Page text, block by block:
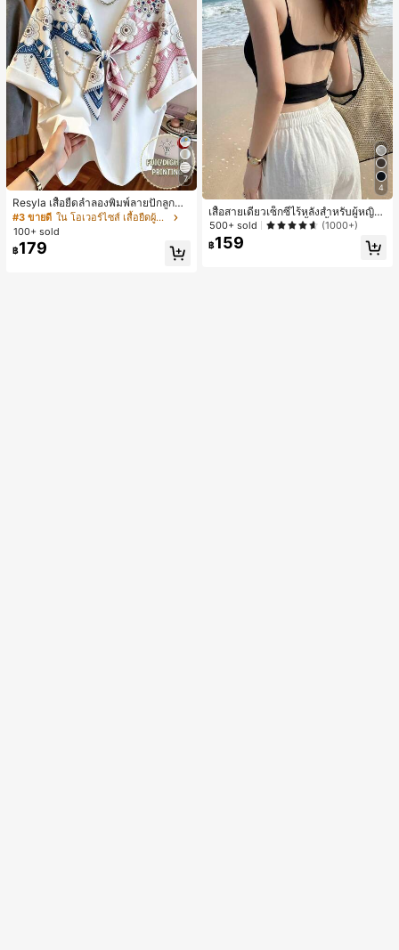
7
Resyla เสื้อยืดลำลองพิมพ์ลายปักลูกปัด
รูปโบว์ขนาดใหญ่สำหรับผู้หญิง
#3 ขายดี
ใน โอเวอร์ไซส์ เสื้อยืดผู้หญิง
100+ sold
฿179
4
เสื้อสายเดี่ยวเซ็กซี่ไร้หลังสำหรับผู้หญิง
พร้อมบราแบบมีฟองน้ำ, เสื้อกล้ามแขน
กุด, เสื้อลำลองสีดำสำหรับฤดูร้อน
500+ sold (1000+)
฿159